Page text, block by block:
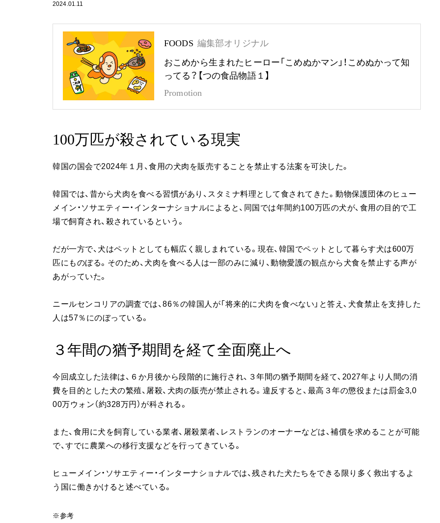
2024.01.11
FOODS 編集部オリジナル
おこめから生まれたヒーロー「こめぬかマン」！こめぬかって知
ってる？【つの食品物語１】
Promotion
100万匹が殺されている現実
韓国の国会で2024年１月、食用の犬肉を販売することを禁止する法案を可決した。
韓国では、昔から犬肉を食べる習慣があり、スタミナ料理として食されてきた。動物保護団体のヒュー
メイン・ソサエティー・インターナショナルによると、同国では年間約100万匹の犬が、食用の目的で工
場で飼育され、殺されているという。
だが一方で、犬はペットとしても幅広く親しまれている。現在、韓国でペットとして暮らす犬は600万
匹にものぼる。そのため、犬肉を食べる人は一部のみに減り、動物愛護の観点から犬食を禁止する声が
あがっていた。
ニールセンコリアの調査では、86％の韓国人が「将来的に犬肉を食べない」と答え、犬食禁止を支持した
人は57％にのぼっている。
３年間の猶予期間を経て全面廃止へ
今回成立した法律は、６か月後から段階的に施行され、３年間の猶予期間を経て、2027年より人間の消
費を目的とした犬の繁殖、屠殺、犬肉の販売が禁止される。違反すると、最高３年の懲役または罰金3,0
00万ウォン（約328万円）が科される。
また、食用に犬を飼育している業者、屠殺業者、レストランのオーナーなどは、補償を求めることが可能
で、すでに農業への移行支援などを行ってきている。
ヒューメイン・ソサエティー・インターナショナルでは、残された犬たちをできる限り多く救出するよ
う国に働きかけると述べている。
※参考